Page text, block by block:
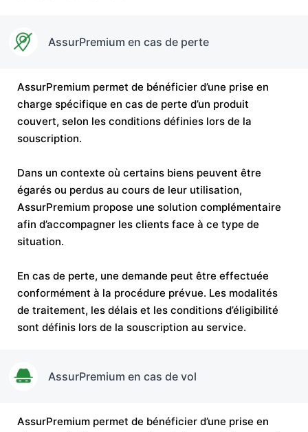
AssurPremium en cas de perte
AssurPremium permet de bénéficier d’une prise en
charge spécifique en cas de perte d’un produit
couvert, selon les conditions définies lors de la
souscription.
Dans un contexte où certains biens peuvent être
égarés ou perdus au cours de leur utilisation,
AssurPremium propose une solution complémentaire
afin d’accompagner les clients face à ce type de
situation.
En cas de perte, une demande peut être effectuée
conformément à la procédure prévue. Les modalités
de traitement, les délais et les conditions d’éligibilité
sont définis lors de la souscription au service.
AssurPremium en cas de vol
AssurPremium permet de bénéficier d’une prise en